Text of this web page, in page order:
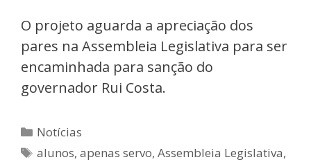
O projeto aguarda a apreciação dos
pares na Assembleia Legislativa para ser
encaminhada para sanção do
governador Rui Costa.
Notícias
alunos,apenas servo,Assembleia Legislativa,